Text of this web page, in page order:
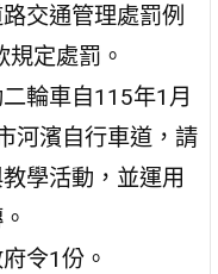
交通管理處罰例
定處罰。
輪車自115年1月
河濱自行車道，請
學活動，並運用
令1份。